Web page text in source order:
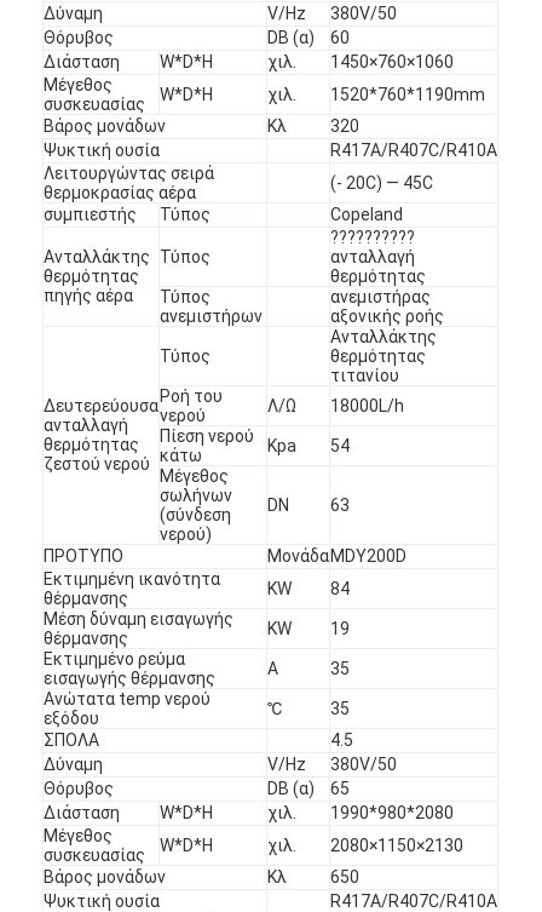
Δύναμη
V/Hz
380V/50
Θόρυβος
DB (α)
60
Διάσταση
W*D*H χιλ.
1450×760×1060
Μέγεθος
συσκευασίας
W*D*H χιλ.
1520*760*1190mm
Βάρος μονάδων
Κλ
320
Ψυκτική ουσία
R417A/R407C/R410A
Λειτουργώντας σειρά
θερμοκρασίας αέρα
(- 20C) — 45C
συμπιεστής
Τύπος Copeland
Ανταλλάκτης
θερμότητας
πηγής αέρα
Τύπος
??????????
ανταλλαγή
θερμότητας
Τύπος
ανεμιστήρων
ανεμιστήρας
αξονικής ροής
Δευτερεύουσα
ανταλλαγή
θερμότητας
ζεστού νερού
Τύπος
Ανταλλάκτης
θερμότητας
τιτανίου
Ροή του
νερού
Λ/Ω
18000L/h
Πίεση νερού
κάτω
Kpa
54
Μέγεθος
σωλήνων
(σύνδεση
νερού)
DN 63
ΠΡΟΤΥΠΟ ΜονάδαMDY200D
Εκτιμημένη ικανότητα
θέρμανσης
KW
84
Μέση δύναμη εισαγωγής
θέρμανσης
KW
19
Εκτιμημένο ρεύμα
εισαγωγής θέρμανσης
Α
35
Ανώτατα temp νερού
εξόδου
℃
35
ΣΠΟΛΑ
4.5
Δύναμη
V/Hz
380V/50
Θόρυβος
DB (α)
65
Διάσταση
W*D*H χιλ.
1990*980*2080
Μέγεθος
συσκευασίας
W*D*H χιλ.
2080×1150×2130
Βάρος μονάδων
Κλ
650
Ψυκτική ουσία
R417A/R407C/R410A